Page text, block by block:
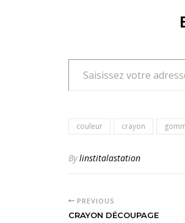
Saisissez votre adresse e-
couleur crayon
Bylinstitalastation
PREVIOUS
CRAYON DÉCOUPAGE